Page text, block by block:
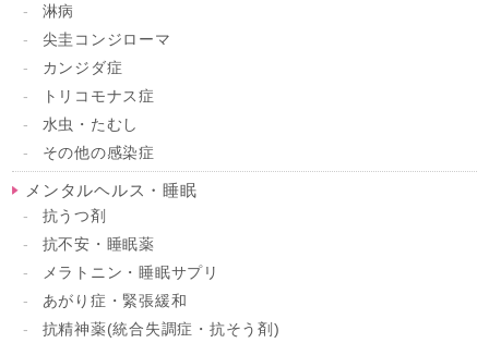
淋病
尖圭コンジローマ
カンジダ症
トリコモナス症
水虫・たむし
その他の感染症
メンタルヘルス・睡眠
抗うつ剤
抗不安・睡眠薬
メラトニン・睡眠サプリ
あがり症・緊張緩和
抗精神薬(統合失調症・抗そう剤)